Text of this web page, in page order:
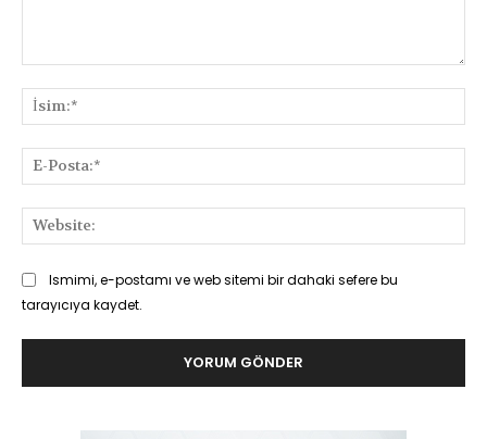
Ismimi, e-postamı ve web sitemi bir dahaki sefere bu
tarayıcıya kaydet.